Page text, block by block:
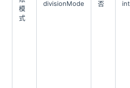
模
式
divisionMode 否 int